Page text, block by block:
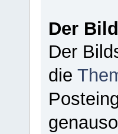
Der
Der
die